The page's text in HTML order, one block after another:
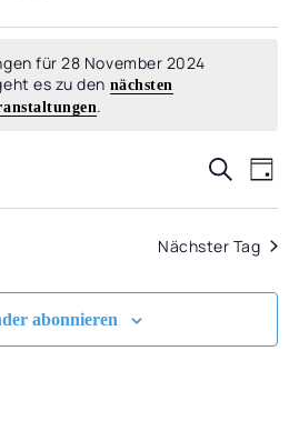
für 28 November 2024
es zu den nächsten
.
UND
Suche
Tag
Nächster Tag
abonnieren